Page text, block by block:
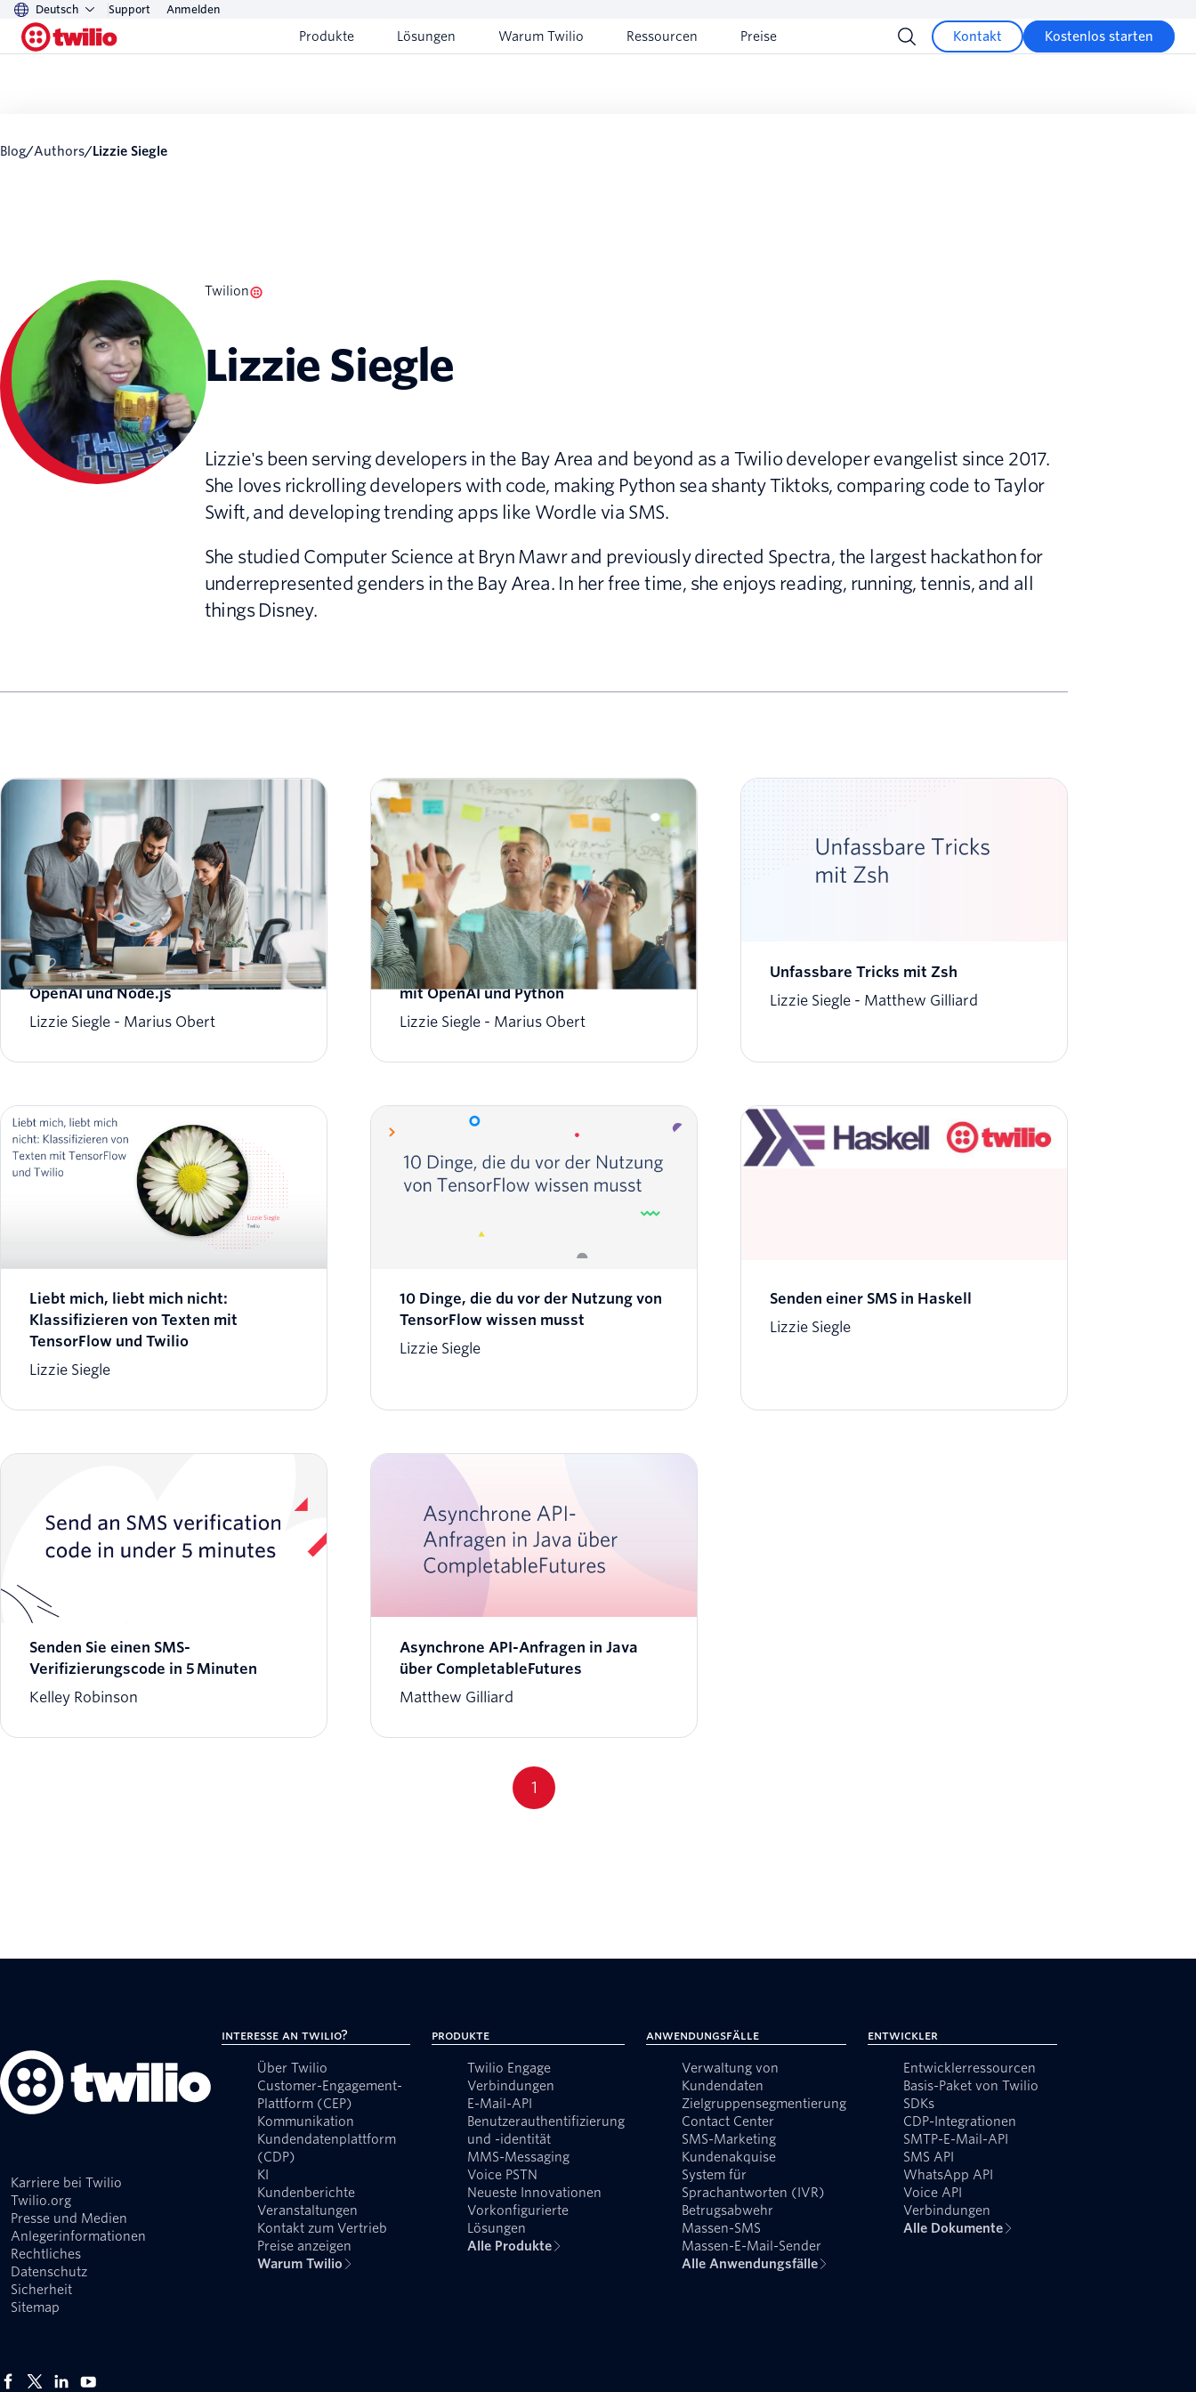
Deutsch Support Anmelden
Produkte Lösungen Warum Twilio Ressourcen Preise Kontakt Kostenlos starten
Blog/ Authors/ Lizzie Siegle
Twilion
Lizzie Siegle
Lizzie's been serving developers in the Bay Area and beyond as a Twilio developer evangelist since 2017.
She loves rickrolling developers with code, making Python sea shanty Tiktoks, comparing code to Taylor
Swift, and developing trending apps like Wordle via SMS.
She studied Computer Science at Bryn Mawr and previously directed Spectra, the largest hackathon for
underrepresented genders in the Bay Area. In her free time, she enjoys reading, running, tennis, and all
things Disney.
Ein ChatGPT-SMS-Chatbot mit
OpenAI und Node.js
Lizzie Siegle
Marius Obert
Ein ChatGPT-ähnlicher SMS-Chatbot
mit OpenAI und Python
Lizzie Siegle
Marius Obert
Unfassbare Tricks mit Zsh
Lizzie Siegle
Matthew Gilliard
Liebt mich, liebt mich nicht:
Klassifizieren von Texten mit
TensorFlow und Twilio
Lizzie Siegle
10 Dinge, die du vor der Nutzung von
TensorFlow wissen musst
Lizzie Siegle
Senden einer SMS in Haskell
Lizzie Siegle
Senden Sie einen SMS-
Verifizierungscode in 5 Minuten
Kelley Robinson
Asynchrone API-Anfragen in Java
über CompletableFutures
Matthew Gilliard
1
Karriere bei Twilio
Twilio.org
Presse und Medien
Anlegerinformationen
Rechtliches
Datenschutz
Sicherheit
Sitemap
Interesse an Twilio?
Über Twilio
Customer-Engagement-
Plattform (CEP)
Kommunikation
Kundendatenplattform
(CDP)
KI
Kundenberichte
Veranstaltungen
Kontakt zum Vertrieb
Preise anzeigen
Warum Twilio
Produkte
Twilio Engage
Verbindungen
E-Mail-API
Benutzerauthentifizierung
und -identität
MMS-Messaging
Voice PSTN
Neueste Innovationen
Vorkonfigurierte
Lösungen
Alle Produkte
Anwendungsfälle
Verwaltung von
Kundendaten
Zielgruppensegmentierung
Contact Center
SMS-Marketing
Kundenakquise
System für
Sprachantworten (IVR)
Betrugsabwehr
Massen-SMS
Massen-E-Mail-Sender
Alle Anwendungsfälle
Entwickler
Entwicklerressourcen
Basis-Paket von Twilio
SDKs
CDP-Integrationen
SMTP-E-Mail-API
SMS API
WhatsApp API
Voice API
Verbindungen
Alle Dokumente